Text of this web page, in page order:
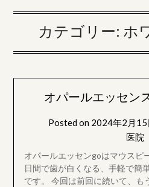
カテゴリー: ホ
オパールエッセン
Posted on 2024年2月15
医院
オパールエッセンgoはマウス
日間で歯が白くなる、手軽で簡
です。 今回は前回に続いて、も